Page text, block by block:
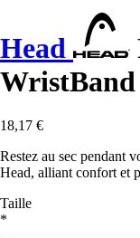
Head
WristBand
18,17 €
Restez au sec pendant
Head, alliant confort et
Taille
*